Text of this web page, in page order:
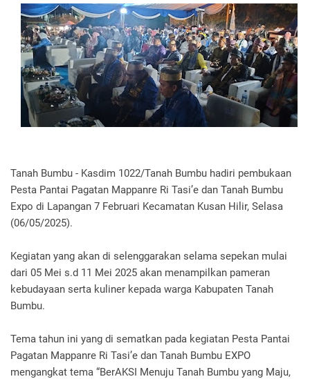
Tanah Bumbu - Kasdim 1022/Tanah Bumbu hadiri pembukaan
Pesta Pantai Pagatan Mappanre Ri Tasi’e dan Tanah Bumbu
Expo di Lapangan 7 Februari Kecamatan Kusan Hilir, Selasa
(06/05/2025).
Kegiatan yang akan di selenggarakan selama sepekan mulai
dari 05 Mei s.d 11 Mei 2025 akan menampilkan pameran
kebudayaan serta kuliner kepada warga Kabupaten Tanah
Bumbu.
Tema tahun ini yang di sematkan pada kegiatan Pesta Pantai
Pagatan Mappanre Ri Tasi’e dan Tanah Bumbu EXPO
mengangkat tema “BerAKSI Menuju Tanah Bumbu yang Maju,